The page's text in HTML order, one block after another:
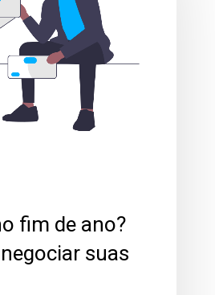
fim de ano?
suas